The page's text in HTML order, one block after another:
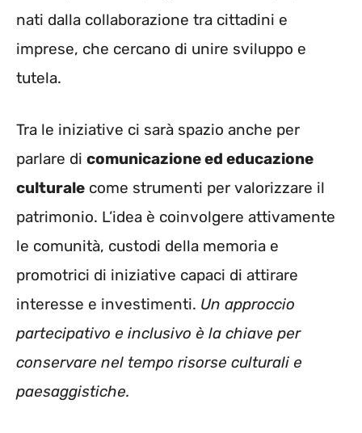
nati dalla collaborazione tra cittadini e
imprese, che cercano di unire sviluppo e
tutela.
Tra le iniziative ci sarà spazio anche per
parlare di comunicazione ed educazione
culturale come strumenti per valorizzare il
patrimonio. L’idea è coinvolgere attivamente
le comunità, custodi della memoria e
promotrici di iniziative capaci di attirare
interesse e investimenti. Un approccio
partecipativo e inclusivo è la chiave per
conservare nel tempo risorse culturali e
paesaggistiche.